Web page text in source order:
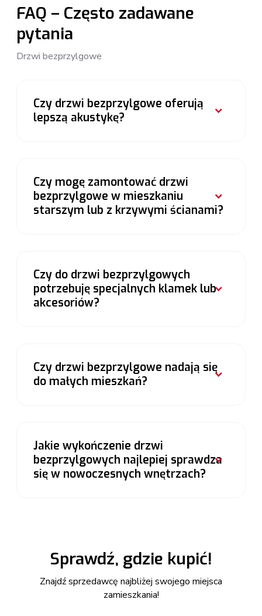
FAQ – Często zadawane
pytania
Drzwi bezprzylgowe
Czy drzwi bezprzylgowe oferują
lepszą akustykę?
Czy mogę zamontować drzwi
bezprzylgowe w mieszkaniu
starszym lub z krzywymi ścianami?
Czy do drzwi bezprzylgowych
potrzebuję specjalnych klamek lub
akcesoriów?
Czy drzwi bezprzylgowe nadają się
do małych mieszkań?
Jakie wykończenie drzwi
bezprzylgowych najlepiej sprawdza
się w nowoczesnych wnętrzach?
Sprawdź, gdzie kupić!
Znajdź sprzedawcę najbliżej swojego miejsca
zamieszkania!